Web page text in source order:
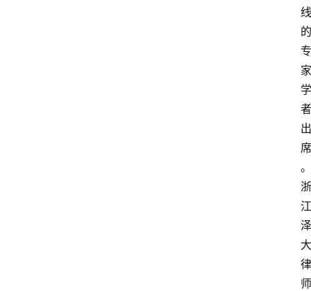
线
的
专
家
学
者
出
席
。
浙
江
泽
大
律
师